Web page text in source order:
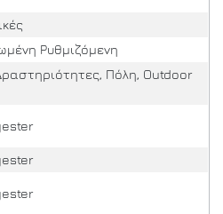
Ρυθμιζόμενη
Πόλη, Outdoor